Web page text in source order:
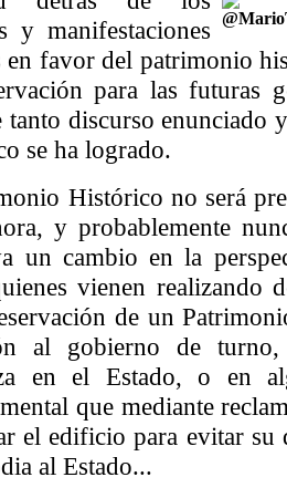
y manifestaciones
en favor del patrimonio
para las futuras
tanto discurso enunciado
se ha logrado.
Histórico no será
y probablemente
un cambio en la
vienen realizando
de un
al gobierno de
en el Estado, o en
que mediante
el edificio para evitar su
al Estado...